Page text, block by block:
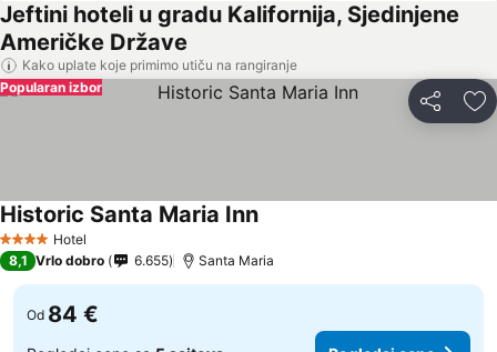
Jeftini hoteli u gradu Kalifornija, Sjedinjene
Američke Države
Kako uplate koje primimo utiču na rangiranje
Deli
Popularan izbor
4 ZvezdiceHotel
Historic Santa Maria InnPogledaj cene
8,1 Vrlo dobro 6.655 Santa Maria
Od 84 €